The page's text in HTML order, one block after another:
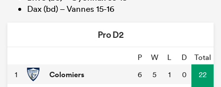
Dax (bd) – Vannes 15-16
Pro D2
P W L D
Total
1
Colomiers 6 5 1 0 22